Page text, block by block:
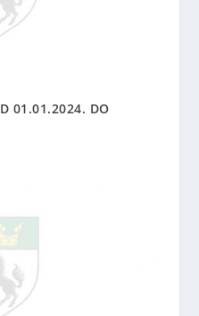
01.01.2024. DO